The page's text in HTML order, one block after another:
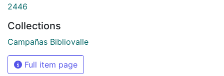
2446
Collections
Campañas Bibliovalle
Full item page